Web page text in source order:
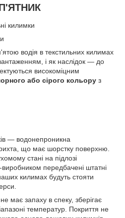
водія в текстильних килимах
і як наслідок — до
високоміцним
або сірого кольору з
— водонепроникна
що має шорстку поверхню.
стані на підлозі
передбачені штатні
килимах будуть стояти
має запаху в спеку, зберігає
температур. Покриття не